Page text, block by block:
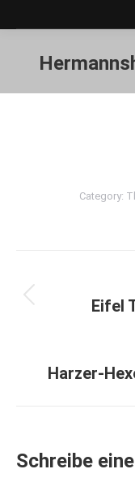
Category:
Eifel
Harzer-
Schreibe